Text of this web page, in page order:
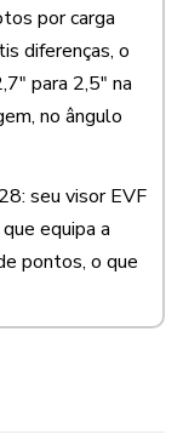
por carga
diferenças, o
para 2,5" na
no ângulo
seu visor EVF
equipa a
pontos, o que